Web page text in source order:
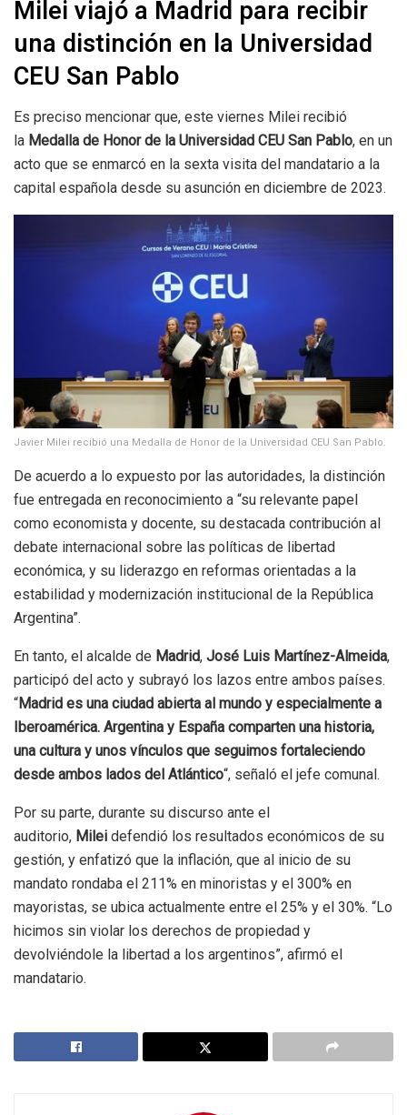
Milei viajó a Madrid para recibir
una distinción en la Universidad
CEU San Pablo
Es preciso mencionar que, este viernes Milei recibió
la Medalla de Honor de la Universidad CEU San Pablo, en un
acto que se enmarcó en la sexta visita del mandatario a la
capital española desde su asunción en diciembre de 2023.
Javier Milei recibió una Medalla de Honor de la Universidad CEU San Pablo.
De acuerdo a lo expuesto por las autoridades, la distinción
fue entregada en reconocimiento a “su relevante papel
como economista y docente, su destacada contribución al
debate internacional sobre las políticas de libertad
económica, y su liderazgo en reformas orientadas a la
estabilidad y modernización institucional de la República
Argentina”.
En tanto, el alcalde de Madrid, José Luis Martínez-Almeida,
participó del acto y subrayó los lazos entre ambos países.
“Madrid es una ciudad abierta al mundo y especialmente a
Iberoamérica. Argentina y España comparten una historia,
una cultura y unos vínculos que seguimos fortaleciendo
desde ambos lados del Atlántico“, señaló el jefe comunal.
Por su parte, durante su discurso ante el
auditorio, Milei defendió los resultados económicos de su
gestión, y enfatizó que la inflación, que al inicio de su
mandato rondaba el 211% en minoristas y el 300% en
mayoristas, se ubica actualmente entre el 25% y el 30%. “Lo
hicimos sin violar los derechos de propiedad y
devolviéndole la libertad a los argentinos”, afirmó el
mandatario.